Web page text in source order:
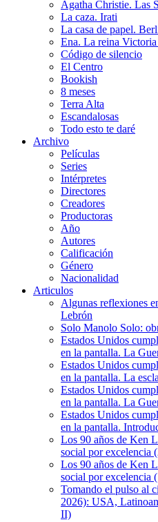
Agatha Christie. Las
La caza. Irati
La casa de papel.
Ena. La reina
Código de silencio
El Centro
Bookish
8 meses
Terra Alta
Escandalosas
Todo esto te daré
Archivo
Películas
Series
Intérpretes
Directores
Creadores
Productoras
Año
Autores
Calificación
Género
Nacionalidad
Articulos
Algunas reflexiones
Lebrón
Solo Manolo Solo:
Estados Unidos
en la pantalla. La
Estados Unidos
en la pantalla. La
Estados Unidos
en la pantalla. La
Estados Unidos
en la pantalla.
Los 90 años de Ken
social por excelencia
Los 90 años de Ken
social por excelencia
Tomando el pulso al
2026): USA,
II)